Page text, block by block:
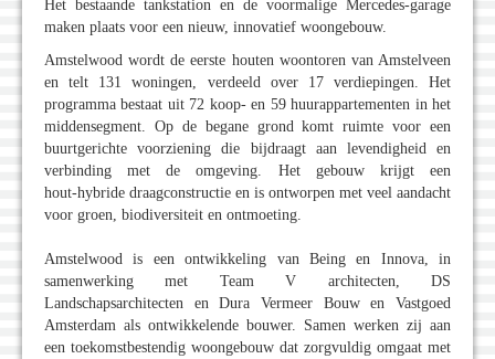
Het bestaande tankstation en de voormalige Mercedes‑garage
maken plaats voor een nieuw, innovatief woongebouw.
Amstelwood wordt de eerste houten woontoren van Amstelveen
en telt 131 woningen, verdeeld over 17 verdiepingen. Het
programma bestaat uit 72 koop- en 59 huurappartementen in het
middensegment. Op de begane grond komt ruimte voor een
buurtgerichte voorziening die bijdraagt aan levendigheid en
verbinding met de omgeving. Het gebouw krijgt een
hout‑hybride draagconstructie en is ontworpen met veel aandacht
voor groen, biodiversiteit en ontmoeting.
Amstelwood is een ontwikkeling van Being en Innova, in
samenwerking met Team V architecten, DS
Landschapsarchitecten en Dura Vermeer Bouw en Vastgoed
Amsterdam als ontwikkelende bouwer. Samen werken zij aan
een toekomstbestendig woongebouw dat zorgvuldig omgaat met